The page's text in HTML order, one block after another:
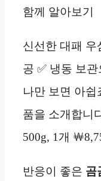
함께 알아보기
신선한 대패 우
공 ✅ 냉동 보
나만 보면 아쉽
품을 소개합니
500g, 1개 ￦
반응이 좋은 곰